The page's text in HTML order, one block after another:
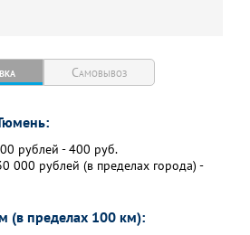
Самовывоз
рублей - 400 руб.
000 рублей (в пределах города) -
(в пределах 100 км):